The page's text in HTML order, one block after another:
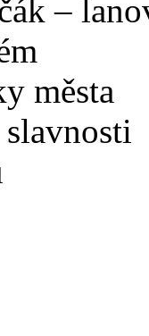
–
města